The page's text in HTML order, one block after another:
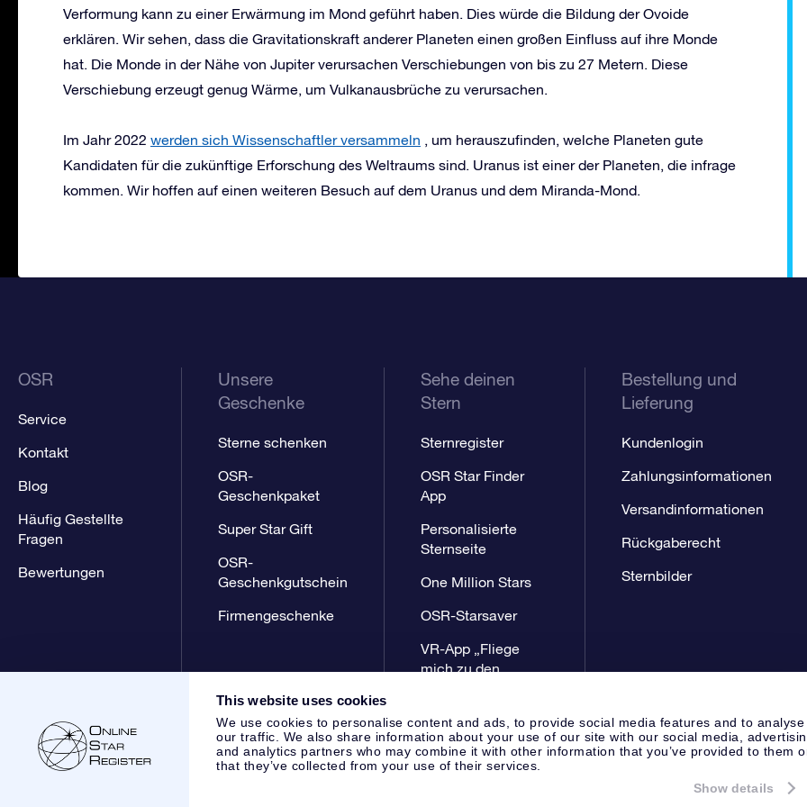
This website uses cookies
We use cookies to personalise content and ads, to provide social media features and to analyse
our traffic. We also share information about your use of our site with our social media,
and analytics partners who may combine it with other information that you’ve provided to them
that they’ve collected from your use of their services.
Show details
Verformung kann zu einer Erwärmung im Mond geführt haben. Dies würde die Bildung der Ovoide
erklären. Wir sehen, dass die Gravitationskraft anderer Planeten einen großen Einfluss auf ihre Monde
hat. Die Monde in der Nähe von Jupiter verursachen Verschiebungen von bis zu 27 Metern. Diese
Verschiebung erzeugt genug Wärme, um Vulkanausbrüche zu verursachen.
Im Jahr 2022 werden sich Wissenschaftler versammeln , um herauszufinden, welche Planeten gute
Kandidaten für die zukünftige Erforschung des Weltraums sind. Uranus ist einer der Planeten, die infrage
kommen. Wir hoffen auf einen weiteren Besuch auf dem Uranus und dem Miranda-Mond.
OSR
Service
Kontakt
Blog
Häufig Gestellte
Fragen
Bewertungen
Unsere
Geschenke
Sterne schenken
OSR-
Geschenkpaket
Super Star Gift
OSR-
Geschenkgutschein
Firmengeschenke
Sehe deinen
Stern
Sternregister
OSR Star Finder
App
Personalisierte
Sternseite
One Million Stars
OSR-Starsaver
VR-App „Fliege
mich zu den
Bestellung und
Lieferung
Kundenlogin
Zahlungsinformationen
Versandinformationen
Rückgaberecht
Sternbilder